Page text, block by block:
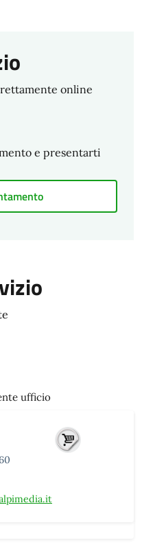
online
e presentarti
ufficio